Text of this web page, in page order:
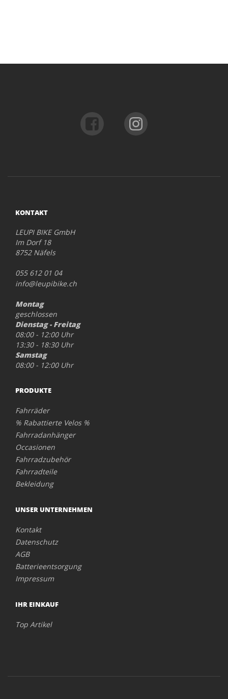
KONTAKT
LEUPI BIKE GmbH
Im Dorf 18
8752 Näfels
055 612 01 04
info@leupibike.ch
Montag
geschlossen
Dienstag - Freitag
08:00 - 12:00 Uhr
13:30 - 18:30 Uhr
Samstag
08:00 - 12:00 Uhr
PRODUKTE
Fahrräder
% Rabattierte Velos %
Fahrradanhänger
Occasionen
Fahrradzubehör
Fahrradteile
Bekleidung
UNSER UNTERNEHMEN
Kontakt
Datenschutz
AGB
Batterieentsorgung
Impressum
IHR EINKAUF
Top Artikel